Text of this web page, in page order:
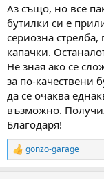
Аз също, но все
бутилки си е
сериозна стрелба,
капачки.
Не зная ако се
за по-качествени
да се очаква
възможно.
Благодаря!
R
e
gonzo-garage